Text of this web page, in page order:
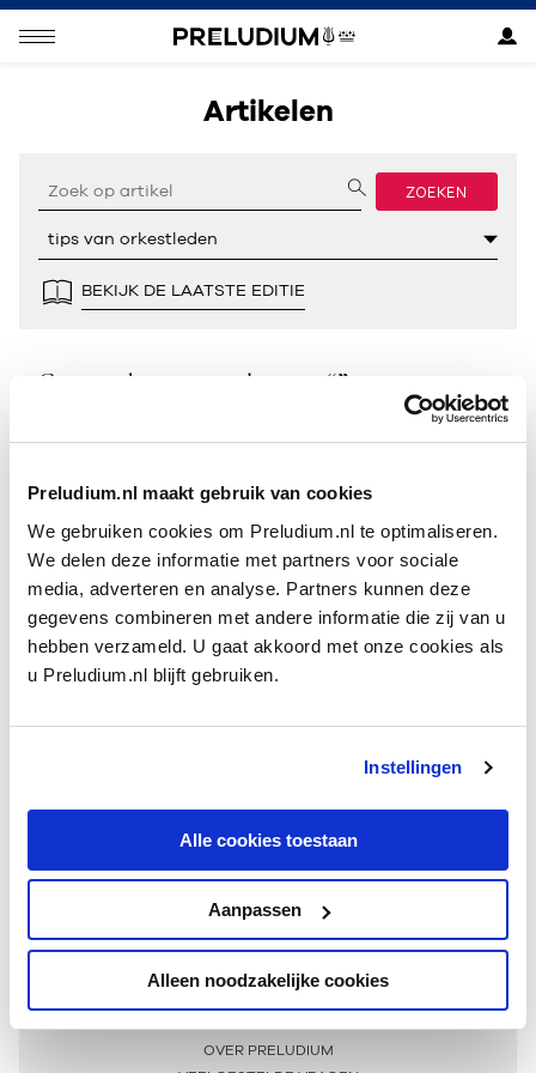
Preludium.nl maakt gebruik van cookies
We gebruiken cookies om Preludium.nl te optimaliseren.
We delen deze informatie met partners voor sociale
media, adverteren en analyse. Partners kunnen deze
gegevens combineren met andere informatie die zij van u
hebben verzameld. U gaat akkoord met onze cookies als
u Preludium.nl blijft gebruiken.
Instellingen
Alle cookies toestaan
Aanpassen
Alleen noodzakelijke cookies
Artikelen
ZOEKEN
BEKIJK DE LAATSTE EDITIE
Geen resultaten gevonden voor “”.
Meer informatie
OVER PRELUDIUM